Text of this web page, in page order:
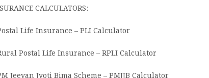
CALCULATORS:
Life Insurance – PLI Calculator
Postal Life Insurance – RPLI Calculator
Jeevan Jyoti Bima Scheme – PMJJB Calculator